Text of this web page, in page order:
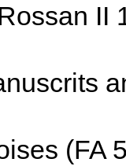
II
(FA